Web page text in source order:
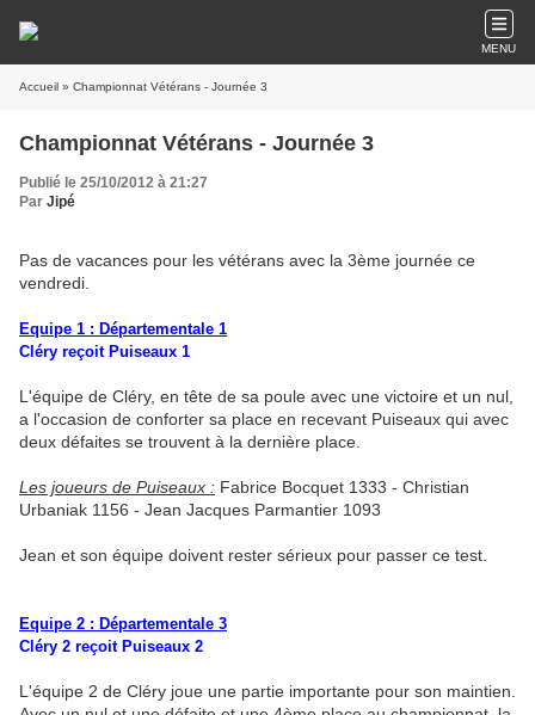
MENU
Accueil » Championnat Vétérans - Journée 3
Championnat Vétérans - Journée 3
Publié le 25/10/2012 à 21:27
Par Jipé
Pas de vacances pour les vétérans avec la 3ème journée ce
vendredi.
Equipe 1 : Départementale 1
Cléry reçoit Puiseaux 1
L'équipe de Cléry, en tête de sa poule avec une victoire et un nul,
a l'occasion de conforter sa place en recevant Puiseaux qui avec
deux défaites se trouvent à la dernière place.
Les joueurs de Puiseaux : Fabrice Bocquet 1333 - Christian
Urbaniak 1156 - Jean Jacques Parmantier 1093
Jean et son équipe doivent rester sérieux pour passer ce test.
Equipe 2 : Départementale 3
Cléry 2 reçoit Puiseaux 2
L'équipe 2 de Cléry joue une partie importante pour son maintien.